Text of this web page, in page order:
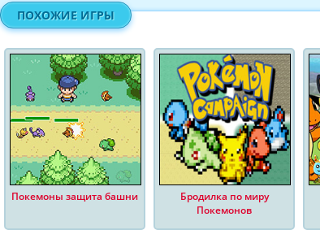
ПОХОЖИЕ ИГРЫ
Покемоны защита башни
Бродилка по миру
Покемонов